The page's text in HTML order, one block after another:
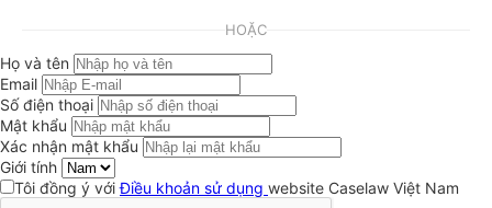
HOẶC
Họ và tên
Email
Số điện thoại
Mật khẩu
Xác nhận mật khẩu
Giới tính
Tôi đồng ý vớiĐiều khoản sử dụng website Caselaw Việt Nam